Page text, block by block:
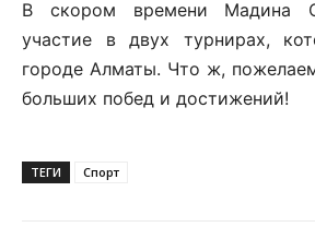
В скором времени Мадина
участие в двух турнирах,
городе Алматы. Что ж,
больших побед и достижений!
ТЕГИ Спорт